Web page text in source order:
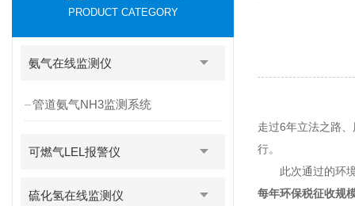
PRODUCT CATEGORY
氨气在线监测仪
管道氨气NH3监测系统
可燃气LEL报警仪
硫化氢在线监测仪
走过6年立法之路
行。
此次通过的环境
每年环保税征收规